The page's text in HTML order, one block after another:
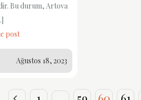
Bu durum, Artova
post
Ağustos 18, 2023